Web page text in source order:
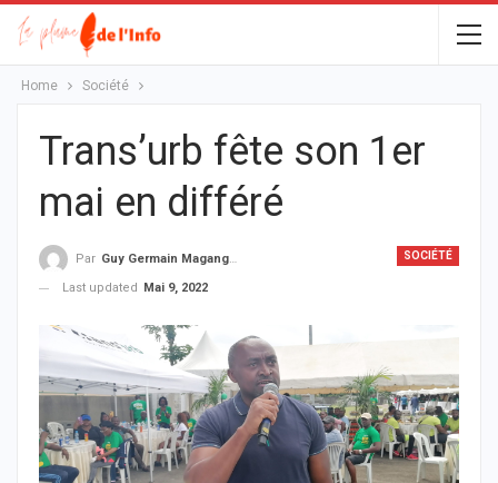
Home Société
Trans’urb fête son 1er
mai en différé
SOCIÉTÉ
Par Guy Germain Maganga Nziengui
Last updated
Mai 9, 2022